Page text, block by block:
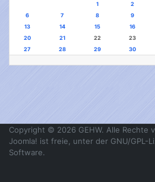
1 2
6
7 8 9
13
14 15 16
20
21 22 23
27
28 29 30
Copyright © 2026 GEHW. Alle Rechte
Joomla! ist freie, unter der GNU/GPL-
Software.